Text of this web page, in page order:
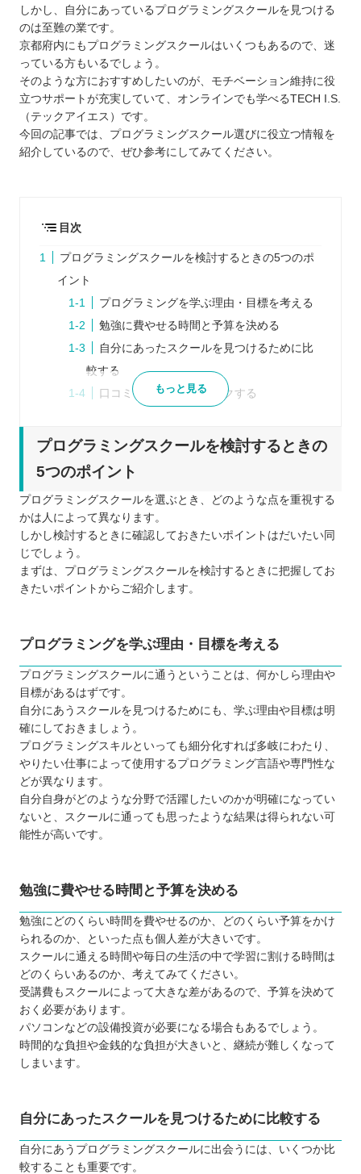
しかし、自分にあっているプログラミングスクールを見つける
のは至難の業です。
京都府内にもプログラミングスクールはいくつもあるので、迷
っている方もいるでしょう。
そのような方におすすめしたいのが、モチベーション維持に役
立つサポートが充実していて、オンラインでも学べるTECH I.S.
（テックアイエス）です。
今回の記事では、プログラミングスクール選びに役立つ情報を
紹介しているので、ぜひ参考にしてみてください。
目次
プログラミングスクールを検討するときの5つのポ
イント
プログラミングを学ぶ理由・目標を考える
勉強に費やせる時間と予算を決める
自分にあったスクールを見つけるために比
較する
口コミ・体験談もチェックする
プログラミングスクールを比較するときの5つのポ
通学・オンラインはどちらがあっているか
目的とカリキュラムがあっているか
サポートは充実しているか
スクールの雰囲気はどうか
プログラミングスクールに通う5つのメリット
効率的に集中して学べる
詰まったときに相談しやすい
即戦力になるスキルを身に付けられる
転職活動・就職活動にも有利に働きやすい
プログラミングスクールに通う3つのデメリット
目標を達成するための内容が学べない可能
性もある
スケジュールの自由度が低い
独学よりもコストがかかりやすい
どんなプログラミング言語を学ぶと良いのか
い
プログラミングスクール関連のお得な制度
プログラミングスクールで挫折しないために
【京都】大人向けのおすすめプログラミングスクー
ル8選
TECH I.S.（テックアイエス）
SAMURAI ENGINEER（サムライエンジニ
ア）
パソコン教室アビバ
Tech Academy（テックアカデミー）
Code Camp（コードキャンプ）
もっと見る
プログラミングスクールを検討するときの
5つのポイント
プログラミングスクールを選ぶとき、どのような点を重視する
かは人によって異なります。
しかし検討するときに確認しておきたいポイントはだいたい同
じでしょう。
まずは、プログラミングスクールを検討するときに把握してお
きたいポイントからご紹介します。
プログラミングを学ぶ理由・目標を考える
プログラミングスクールに通うということは、何かしら理由や
目標があるはずです。
自分にあうスクールを見つけるためにも、学ぶ理由や目標は明
確にしておきましょう。
プログラミングスキルといっても細分化すれば多岐にわたり、
やりたい仕事によって使用するプログラミング言語や専門性な
どが異なります。
自分自身がどのような分野で活躍したいのかが明確になってい
ないと、スクールに通っても思ったような結果は得られない可
能性が高いです。
勉強に費やせる時間と予算を決める
勉強にどのくらい時間を費やせるのか、どのくらい予算をかけ
られるのか、といった点も個人差が大きいです。
スクールに通える時間や毎日の生活の中で学習に割ける時間は
どのくらいあるのか、考えてみてください。
受講費もスクールによって大きな差があるので、予算を決めて
おく必要があります。
パソコンなどの設備投資が必要になる場合もあるでしょう。
時間的な負担や金銭的な負担が大きいと、継続が難しくなって
しまいます。
自分にあったスクールを見つけるために比較する
自分にあうプログラミングスクールに出会うには、いくつか比
較することも重要です。